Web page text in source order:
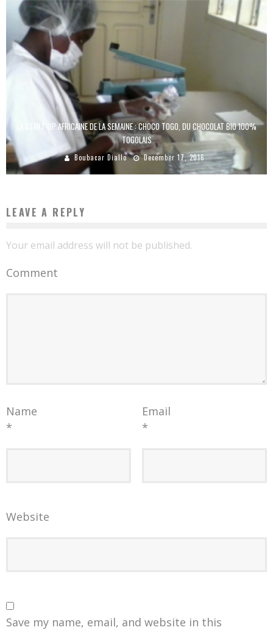
LA START-UP AFRICAINE DE LA SEMAINE : CHOCO TOGO, DU CHOCOLAT BIO 100%
TOGOLAIS
Boubacar Diallo December 17, 2016
LEAVE A REPLY
Your email address will not be published.
Comment
Name
*
Email
*
Website
Save my name, email, and website in this